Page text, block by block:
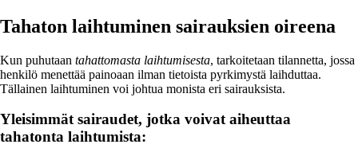
Tahaton laihtuminen sairauksien oireena
Kun puhutaan tahattomasta laihtumisesta, tarkoitetaan tilannetta, jossa
henkilö menettää painoaan ilman tietoista pyrkimystä laihduttaa.
Tällainen laihtuminen voi johtua monista eri sairauksista.
Yleisimmät sairaudet, jotka voivat aiheuttaa
tahatonta laihtumista: